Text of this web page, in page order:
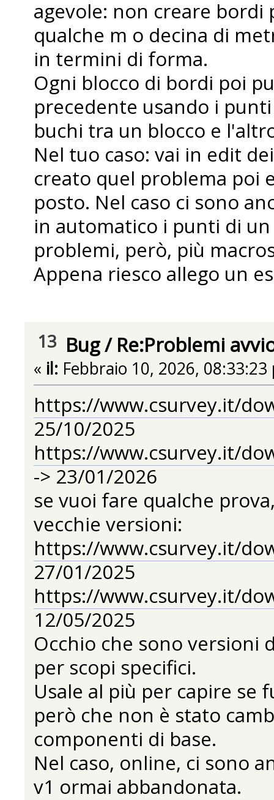
agevole: non creare
qualche m o decina di
in termini di forma.
Ogni blocco di bordi poi
precedente usando i
buchi tra un blocco e
Nel tuo caso: vai in edit
creato quel problema poi
posto. Nel caso ci sono
in automatico i punti di
problemi, però, più
Appena riesco allego un
13 Bug/ Re:Problemi
« il: Febbraio 10, 2026, 08:33:23
https://www.csurvey.it/
25/10/2025
https://www.csurvey.it/
-> 23/01/2026
se vuoi fare qualche
vecchie versioni:
https://www.csurvey.it/
27/01/2025
https://www.csurvey.it/
12/05/2025
Occhio che sono versioni
per scopi specifici.
Usale al più per capire se
però che non è stato
componenti di base.
Nel caso, online, ci sono
v1 ormai abbandonata.